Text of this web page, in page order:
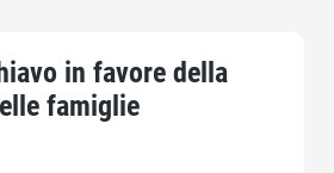
in favore della
famiglie